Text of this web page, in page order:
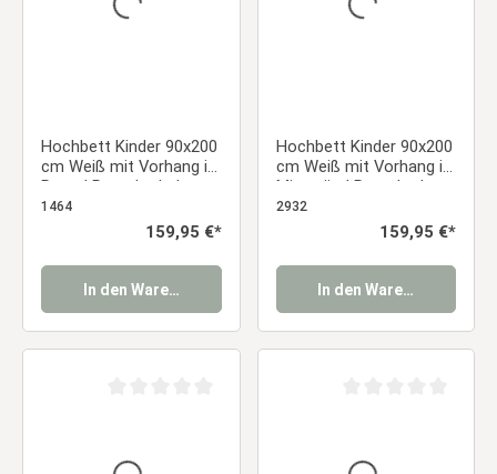
Hochbett Kinder 90x200
cm Weiß mit Vorhang in
Rosa | Rutsche | ohne
Lattenrost
1464
Regulärer Preis:
159,95 €*
In den Warenkorb
Hochbett Kinder 90x200
cm Weiß mit Vorhang in
Mintgrün | Rutsche |
ohne Lattenrost
2932
Regulärer Preis:
159,95 €*
In den Warenkorb